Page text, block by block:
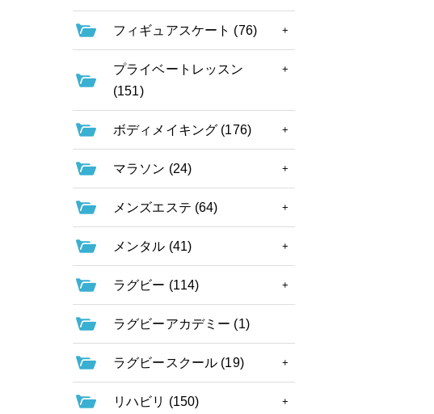
フィギュアスケート (76)
プライベートレッスン
(151)
ボディメイキング (176)
マラソン (24)
メンズエステ (64)
メンタル (41)
ラグビー (114)
ラグビーアカデミー (1)
ラグビースクール (19)
リハビリ (150)